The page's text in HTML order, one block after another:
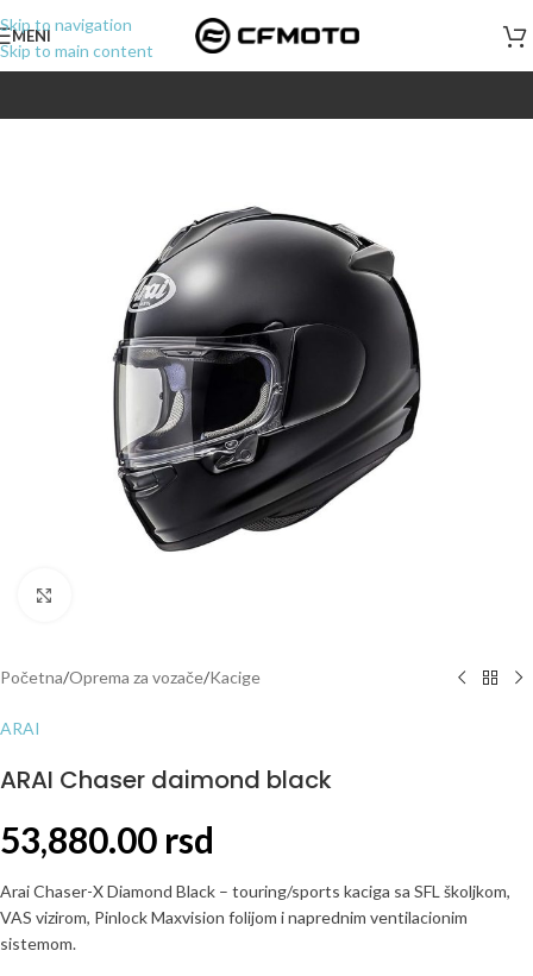
Skip to navigation
Skip to main content
MENI
Početna/Oprema za vozače/Kacige
ARAI
ARAI Chaser daimond black
53,880.00 rsd
Arai Chaser-X Diamond Black – touring/sports kaciga sa SFL školjkom,
VAS vizirom, Pinlock Maxvision folijom i naprednim ventilacionim
sistemom.